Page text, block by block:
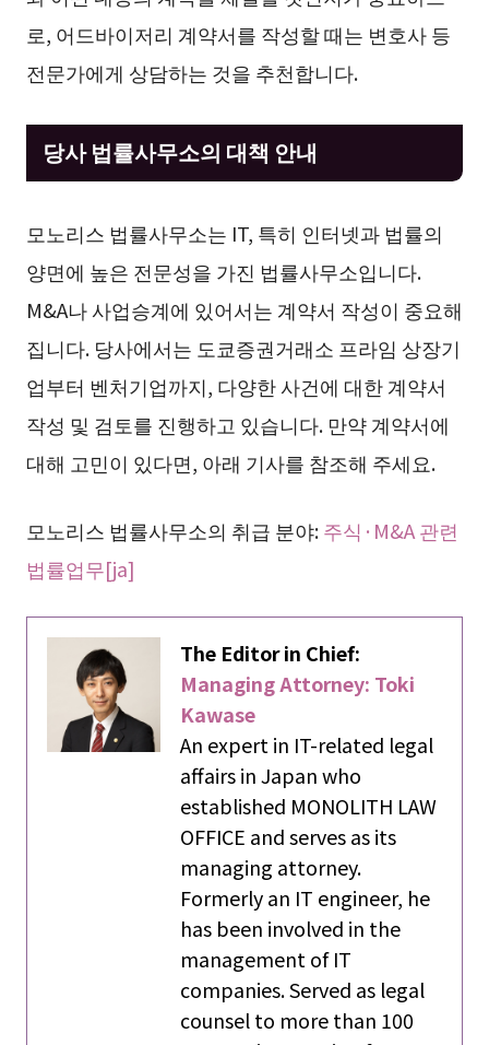
로, 어드바이저리 계약서를 작성할 때는 변호사 등
전문가에게 상담하는 것을 추천합니다.
당사 법률사무소의 대책 안내
모노리스 법률사무소는 IT, 특히 인터넷과 법률의
양면에 높은 전문성을 가진 법률사무소입니다.
M&A나 사업승계에 있어서는 계약서 작성이 중요해
집니다. 당사에서는 도쿄증권거래소 프라임 상장기
업부터 벤처기업까지, 다양한 사건에 대한 계약서
작성 및 검토를 진행하고 있습니다. 만약 계약서에
대해 고민이 있다면, 아래 기사를 참조해 주세요.
모노리스 법률사무소의 취급 분야:주식·M&A 관련
법률업무[ja]
The Editor in Chief:
Managing Attorney: Toki
Kawase
An expert in IT-related legal
affairs in Japan who
established MONOLITH LAW
OFFICE and serves as its
managing attorney.
Formerly an IT engineer, he
has been involved in the
management of IT
companies. Served as legal
counsel to more than 100